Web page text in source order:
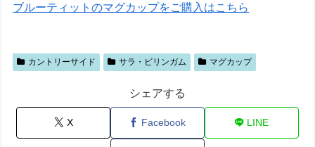
ブルーティットのマグカップをご購入はこちら
カントリーサイド サラ・ビリンガム マグカップ
シェアする
X Facebook LINE